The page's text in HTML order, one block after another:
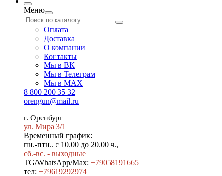
Меню
Оплата
Доставка
О компании
Контакты
Мы в ВК
Мы в Телеграм
Мы в МAX
8 800 200 35 32
orengun@mail.ru
г. Оренбург
ул. Мира 3/1
Временный график:
пн.-птн.. с 10.00 до 20.00 ч.,
сб.-вс. - выходные
TG/WhatsApp/Max: +79058191665
тел: +79619292974